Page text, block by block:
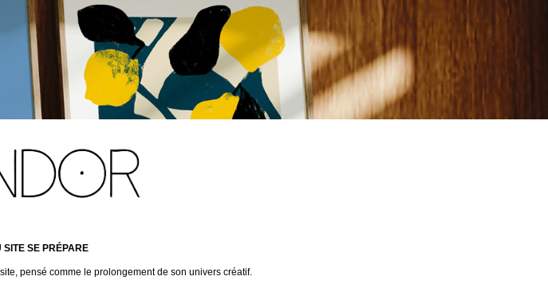
SE PRÉPARE
pensé comme le prolongement de son univers créatif.